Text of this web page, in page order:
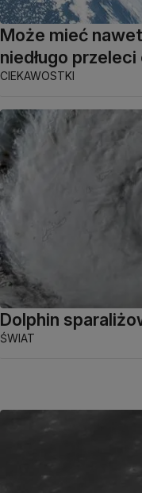
Może mieć
niedługo
CIEKAWOSTKI
Dolphin
ŚWIAT